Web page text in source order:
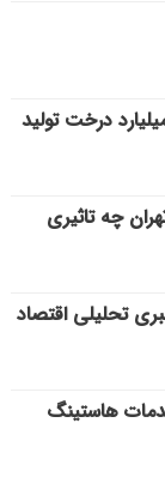
درخت تولید
چه تاثیری
تحلیلی اقتصاد
هاستینگ